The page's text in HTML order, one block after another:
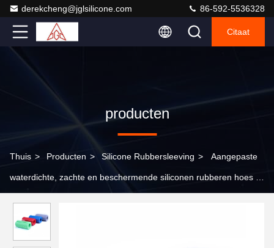
derekcheng@jglsilicone.com 86-592-5536328
Citaat
producten
Thuis > Producten > Silicone Rubbersleeving > Aangepaste
waterdichte, zachte en beschermende siliconen rubberen hoes in